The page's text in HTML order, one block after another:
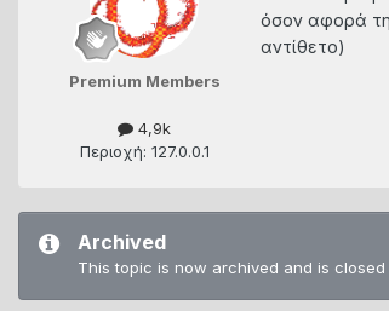
Premium Members
4,9k
Περιοχή: 127.0.0.1
όσον αφορά
αντίθετο)
Archived
This topic is now archived and is